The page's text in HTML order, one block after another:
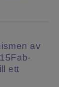
av
ett